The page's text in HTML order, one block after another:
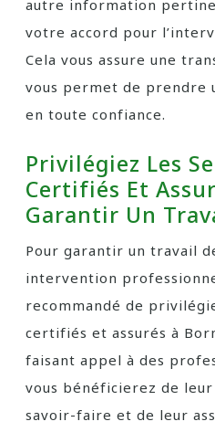
autre information
votre accord pour
Cela vous assure une
vous permet de prendre
en toute confiance.
Privilégiez Les
Certifiés Et
Garantir Un
Pour garantir un travail
intervention
recommandé de
certifiés et assurés à
faisant appel à des
vous bénéficierez de
savoir-faire et de leur